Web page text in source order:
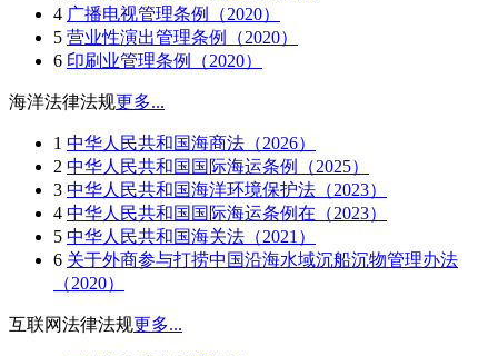
4 广播电视管理条例（2020）
5 营业性演出管理条例（2020）
6 印刷业管理条例（2020）
海洋法律法规更多...
1 中华人民共和国海商法（2026）
2 中华人民共和国国际海运条例（2025）
3 中华人民共和国海洋环境保护法（2023）
4 中华人民共和国国际海运条例在（2023）
5 中华人民共和国海关法（2021）
6 关于外商参与打捞中国沿海水域沉船沉物管理办法
（2020）
互联网法律法规更多...